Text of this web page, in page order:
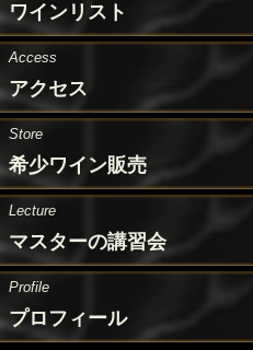
ワインリスト
Access
アクセス
Store
希少ワイン販売
Lecture
マスターの講習会
Profile
プロフィール